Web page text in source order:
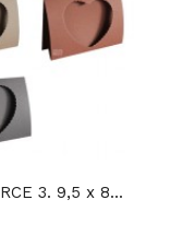
3. 9,5 x 8...